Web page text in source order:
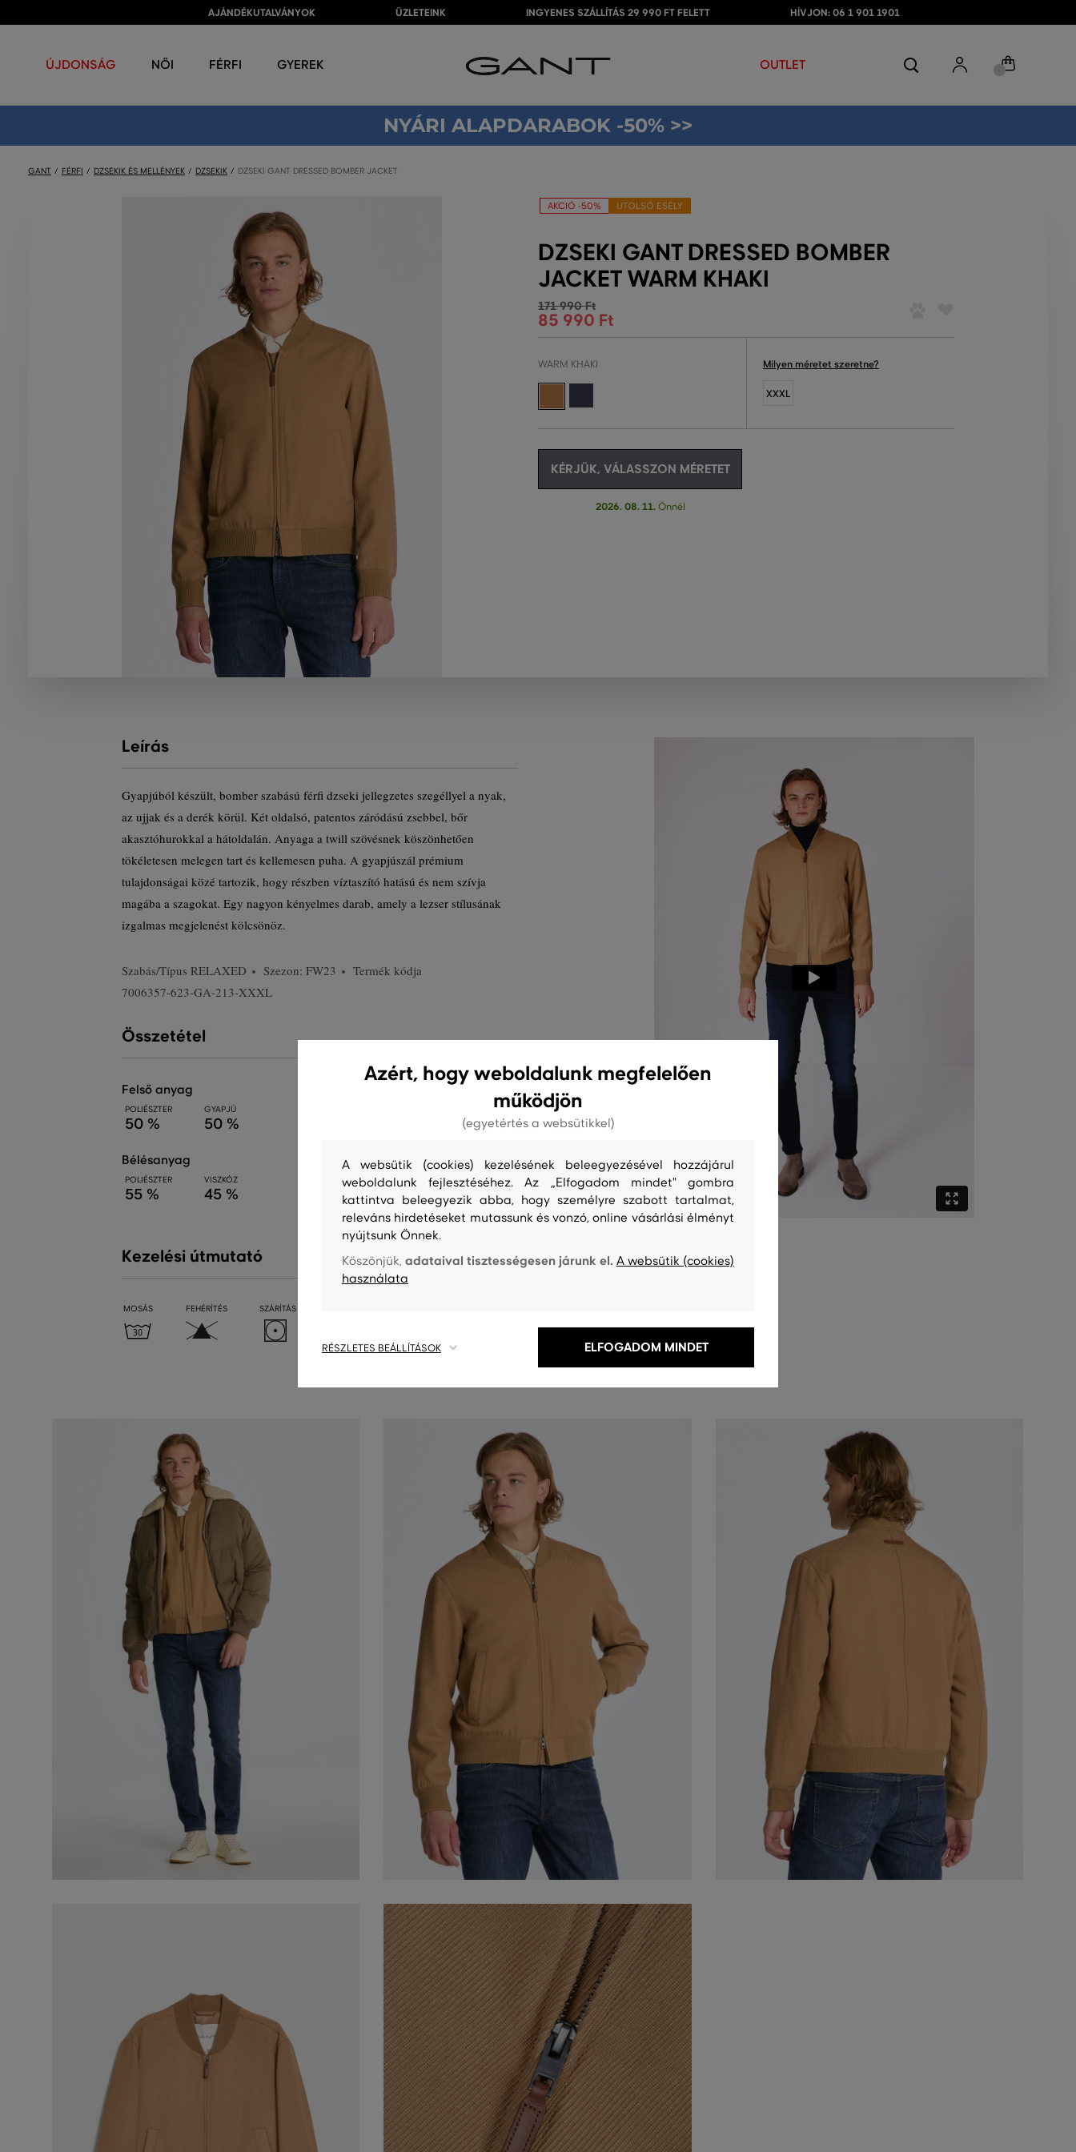
AJÁNDÉKUTALVÁNYOK ÜZLETEINK INGYENES SZÁLLÍTÁS 29 990 FT FELETT HÍVJON: 06 1 901 1901
ÚJDONSÁG NŐI FÉRFI GYEREK OUTLET
NYÁRI ALAPDARABOK -50% >>
GANT FÉRFI DZSEKIK ÉS MELLÉNYEK DZSEKIK DZSEKI GANT DRESSED BOMBER JACKET
AKCIÓ -50% UTOLSÓ ESÉLY
DZSEKI GANT DRESSED BOMBER
JACKET WARM KHAKI
171 990 Ft
85 990 Ft
WARM KHAKI Milyen méretet szeretne?
XXXL
KÉRJÜK, VÁLASSZON MÉRETET
2026. 08. 11.Önnél
Leírás
Gyapjúból készült, bomber szabású férfi dzseki jellegzetes szegéllyel a nyak,
az ujjak és a derék körül. Két oldalsó, patentos záródású zsebbel, bőr
akasztóhurokkal a hátoldalán. Anyaga a twill szövésnek köszönhetően
tökéletesen melegen tart és kellemesen puha. A gyapjúszál prémium
tulajdonságai közé tartozik, hogy részben víztaszító hatású és nem szívja
magába a szagokat. Egy nagyon kényelmes darab, amely a lezser stílusának
izgalmas megjelenést kölcsönöz.
Szabás/Típus RELAXED Szezon: FW23
Termék kódja
7006357-623-GA-213-XXXL
Összetétel
felső anyag
POLIÉSZTER
50 %
GYAPJÚ
50 %
bélésanyag
POLIÉSZTER
55 %
VISZKÓZ
45 %
Kezelési útmutató
MOSÁS FEHÉRÍTÉS SZÁRÍTÁS
Azért, hogy weboldalunk megfelelően
működjön
(egyetértés a websütikkel)
A websütik (cookies) kezelésének beleegyezésével hozzájárul
weboldalunk fejlesztéséhez. Az „Elfogadom mindet" gombra
kattintva beleegyezik abba, hogy személyre szabott tartalmat,
releváns hirdetéseket mutassunk és vonzó, online vásárlási élményt
nyújtsunk Önnek.
Köszönjük,adataival tisztességesen járunk el. A websütik (cookies)
használata
RÉSZLETES BEÁLLÍTÁSOK ELFOGADOM MINDET